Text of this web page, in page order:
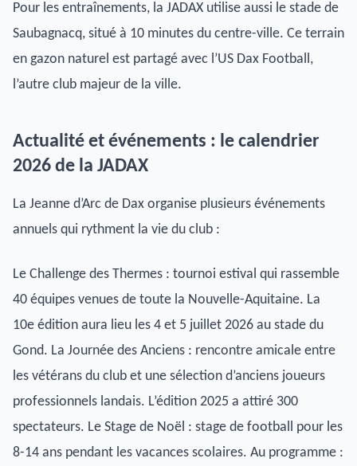
Pour les entraînements, la JADAX utilise aussi le stade de
Saubagnacq, situé à 10 minutes du centre-ville. Ce terrain
en gazon naturel est partagé avec l’US Dax Football,
l’autre club majeur de la ville.
Actualité et événements : le calendrier
2026 de la JADAX
La Jeanne d’Arc de Dax organise plusieurs événements
annuels qui rythment la vie du club :
Le Challenge des Thermes : tournoi estival qui rassemble
40 équipes venues de toute la Nouvelle-Aquitaine. La
10e édition aura lieu les 4 et 5 juillet 2026 au stade du
Gond. La Journée des Anciens : rencontre amicale entre
les vétérans du club et une sélection d’anciens joueurs
professionnels landais. L’édition 2025 a attiré 300
spectateurs. Le Stage de Noël : stage de football pour les
8-14 ans pendant les vacances scolaires. Au programme :